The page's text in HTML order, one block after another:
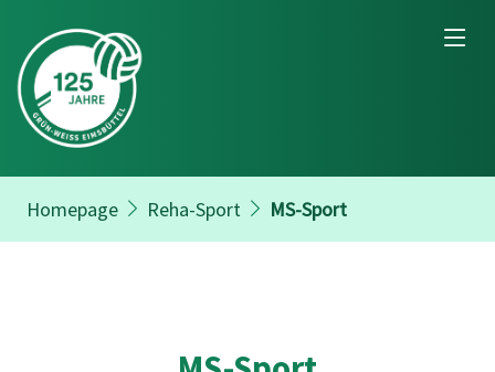
Homepage Reha-Sport MS-Sport